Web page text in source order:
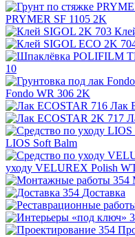
PRYMER SF 1105 2K
10
Fondo WR 306 2K
Лак
LIOS Soft Balm
уходу VELUREX Polish
Доставка